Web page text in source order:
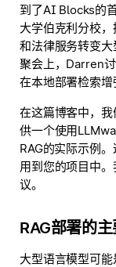
到了AI Blocks的
大学伯克利分校
和法律服务转变
聚会上，Darren
在本地部署检索增
在这篇博客中，
供一个使用
RAG的实际示例
用到您的项目中
议。
RAG部署的
大型语言模型可